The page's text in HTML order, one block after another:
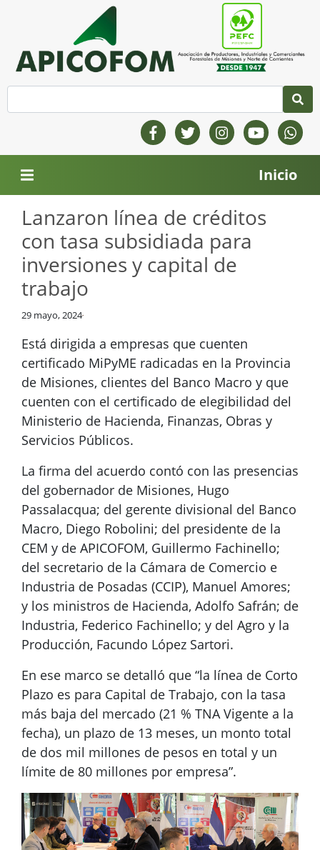
Inicio
Lanzaron línea de créditos
con tasa subsidiada para
inversiones y capital de
trabajo
29 mayo, 2024
Está dirigida a empresas que cuenten
certificado MiPyME radicadas en la Provincia
de Misiones, clientes del Banco Macro y que
cuenten con el certificado de elegibilidad del
Ministerio de Hacienda, Finanzas, Obras y
Servicios Públicos.
La firma del acuerdo contó con las presencias
del gobernador de Misiones, Hugo
Passalacqua; del gerente divisional del Banco
Macro, Diego Robolini; del presidente de la
CEM y de APICOFOM, Guillermo Fachinello;
del secretario de la Cámara de Comercio e
Industria de Posadas (CCIP), Manuel Amores;
y los ministros de Hacienda, Adolfo Safrán; de
Industria, Federico Fachinello; y del Agro y la
Producción, Facundo López Sartori.
En ese marco se detalló que “la línea de Corto
Plazo es para Capital de Trabajo, con la tasa
más baja del mercado (21 % TNA Vigente a la
fecha), un plazo de 13 meses, un monto total
de dos mil millones de pesos en total y un
límite de 80 millones por empresa”.